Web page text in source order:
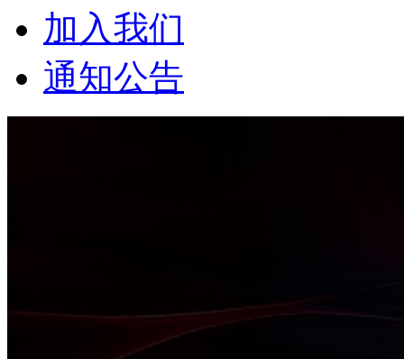
加入我们
通知公告